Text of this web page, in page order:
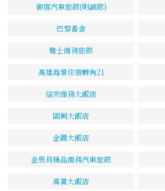
御宿汽車旅館(明誠館)
巴黎香舍
雅士商務旅館
高雄海景住宿轉角21
信宗商務大飯店
固興大飯店
金園大飯店
金思貝精品商務汽車旅館
高富大飯店